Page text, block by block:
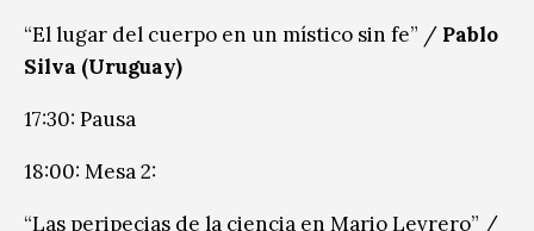
“El lugar del cuerpo en un místico sin fe” / Pablo
Silva (Uruguay)
17:30: Pausa
18:00: Mesa 2:
“Las peripecias de la ciencia en Mario Levrero” /